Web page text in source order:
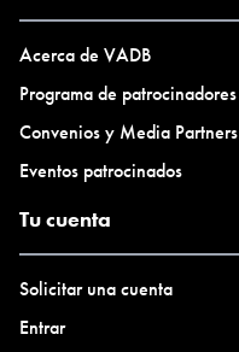
Acerca de VADB
Programa de patrocinadores
Convenios y Media Partners
Eventos patrocinados
Tu cuenta
Solicitar una cuenta
Entrar